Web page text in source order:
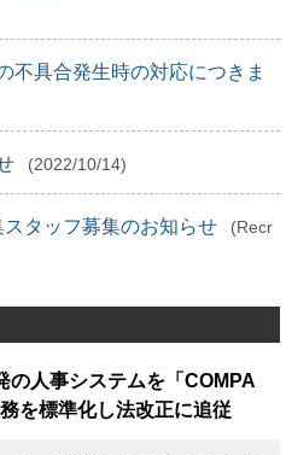
不具合発生時の対応につきま
(2022/10/14)
タッフ募集のお知らせ
(Recr
の人事システムを「COMPA
を標準化し法改正に追従